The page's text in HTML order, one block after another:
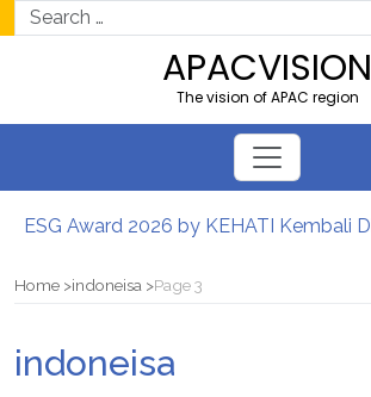
APACVISION
The vision of APAC region
Home indoneisa Page 3
indoneisa